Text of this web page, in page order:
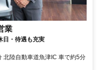
業
日・待遇も充実
北陸自動車道魚津IC 車で約5分